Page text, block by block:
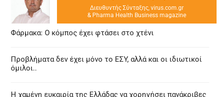
Διευθυντής Σύνταξης, virus.com.gr
& Pharma Health Business magazine
Φάρμακα: Ο κόμπος έχει φτάσει στο χτένι
Προβλήματα δεν έχει μόνο το ΕΣΥ, αλλά και οι ιδιωτικοί
όμιλοι..
Η χαμένη ευκαιρία της Ελλάδας να χορηγήσει πανάκριβες